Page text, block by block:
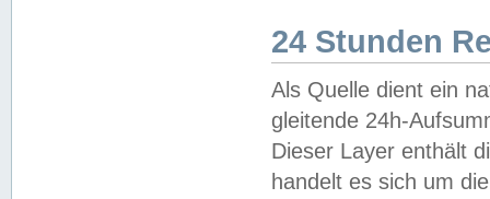
24 Stunden
Als Quelle dient ein
gleitende 24h-
Dieser Layer enthält
handelt es sich um